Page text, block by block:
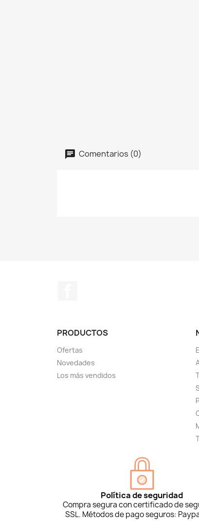
Comentarios (0)
PRODUCTOS
Ofertas
Novedades
Los más vendidos
Política de seguridad
Compra segura con certificado de
SSL. Métodos de pago seguros: